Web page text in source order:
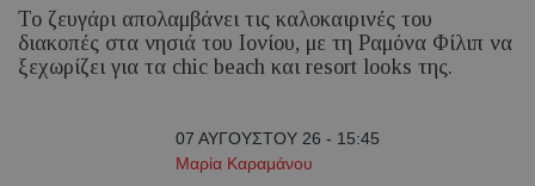
Το ζευγάρι απολαμβάνει τις καλοκαιρινές του
διακοπές στα νησιά του Ιονίου, με τη Ραμόνα Φίλιπ να
ξεχωρίζει για τα chic beach και resort looks της.
07 ΑΥΓΟΥΣΤΟΥ 26 - 15:45
Μαρία Καραμάνου